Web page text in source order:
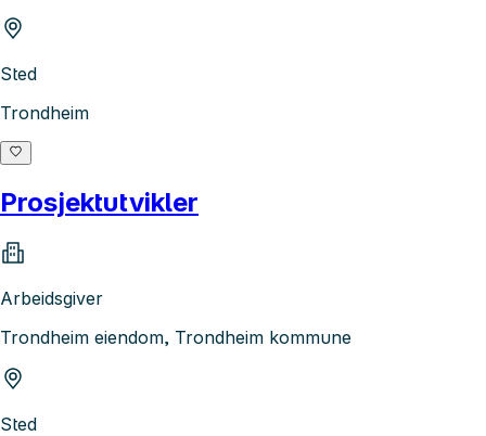
Sted
Trondheim
Prosjektutvikler
Arbeidsgiver
Trondheim eiendom, Trondheim kommune
Sted